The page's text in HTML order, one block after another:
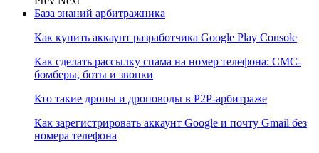
База знаний арбитражника
Как купить аккаунт разработчика Google Play Console
Как сделать рассылку спама на номер телефона: СМС-
бомберы, боты и звонки
Кто такие дропы и дроповоды в P2P-арбитраже
Как зарегистрировать аккаунт Google и почту Gmail без
номера телефона